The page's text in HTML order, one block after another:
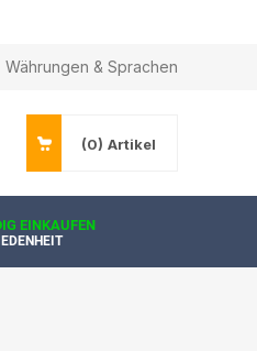
Währungen & Sprachen
(0) Artikel
EINKAUFEN